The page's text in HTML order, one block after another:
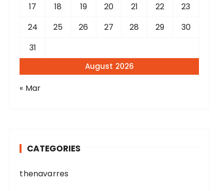
August 2026
17
18 19 20 21 22
23
24
25 26 27 28 29
30
31
« Mar
CATEGORIES
thenavarres